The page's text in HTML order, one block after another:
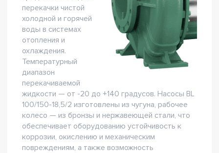
перекачки чистой
холодной и горячей
воды в системах
отопления и
охлаждения.
Температурный
диапазон
перекачиваемой
жидкости — от -20 до +140 градусов. Насосы BL
100/150-18,5/2 изготовлены из чугуна, рабочее
колесо — из бронзы и нержавеющей стали, что
обеспечивает оборудованию устойчивость к
коррозии, окислению и механическим
повреждениям, а также возможность